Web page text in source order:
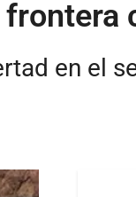
en el